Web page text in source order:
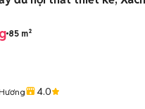
85 m²
4.0